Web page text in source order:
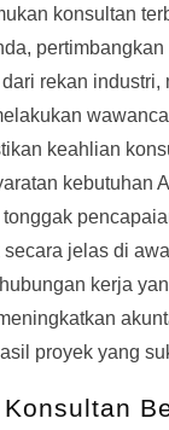
konsultan
rekan industri,
keahlian
kebutuhan
jelas di
kerja
proyek yang